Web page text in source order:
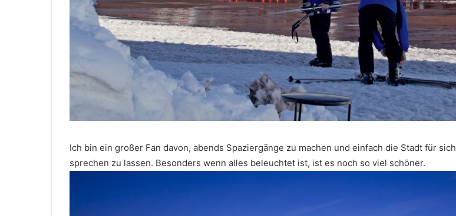
Ich bin ein großer Fan davon, abends Spaziergänge zu machen und einfach die Stadt für sich
sprechen zu lassen. Besonders wenn alles beleuchtet ist, ist es noch so viel schöner.